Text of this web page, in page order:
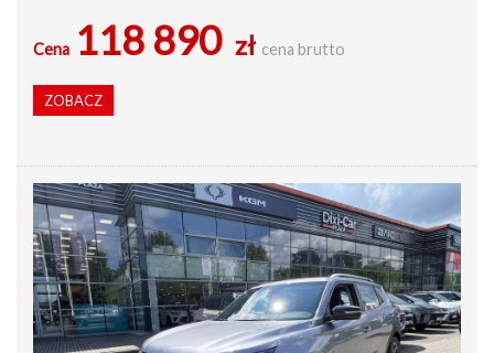
Cena 118 890 zł cena brutto
ZOBACZ